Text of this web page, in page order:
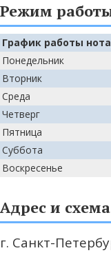
Режим
График работы
Понедельник
Вторник
Среда
Четверг
Пятница
Суббота
Воскресенье
Адрес и
г. Санкт-